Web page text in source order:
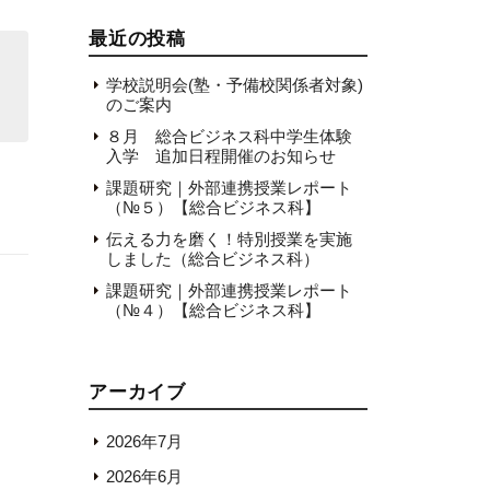
最近の投稿
学校説明会(塾・予備校関係者対象)
のご案内
８月 総合ビジネス科中学生体験
入学 追加日程開催のお知らせ
課題研究｜外部連携授業レポート
（№５）【総合ビジネス科】
伝える力を磨く！特別授業を実施
しました（総合ビジネス科）
課題研究｜外部連携授業レポート
（№４）【総合ビジネス科】
アーカイブ
2026年7月
2026年6月